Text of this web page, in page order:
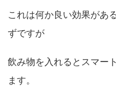
これは何か良い効果があ
ずですが
飲み物を入れるとスマー
ます。